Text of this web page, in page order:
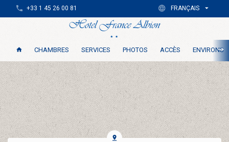
CHAMBRES SERVICES PHOTOS ACCÈS ENVIRONS
+33 1 45 26 00 81 FRANÇAIS